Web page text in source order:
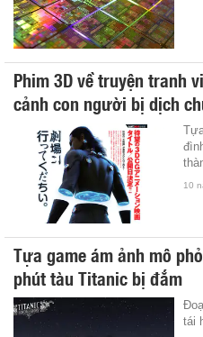
Phim 3D về truyện tranh
cảnh con người bị dịch
10
Tựa game ám ảnh mô
phút tàu Titanic bị đắm
tái